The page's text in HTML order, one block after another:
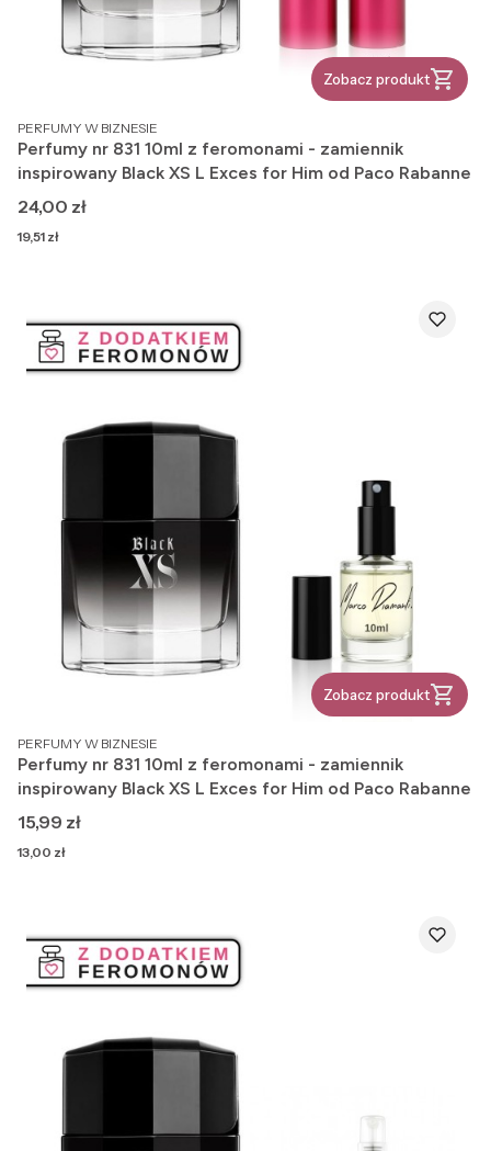
Zobacz produkt
PRODUCENT
PERFUMY W BIZNESIE
Perfumy nr 831 10ml z feromonami - zamiennik
inspirowany Black XS L Exces for Him od Paco Rabanne
Cena
24,00 zł
Cena
19,51 zł
Zobacz produkt
PRODUCENT
PERFUMY W BIZNESIE
Perfumy nr 831 10ml z feromonami - zamiennik
inspirowany Black XS L Exces for Him od Paco Rabanne
Cena
15,99 zł
Cena
13,00 zł